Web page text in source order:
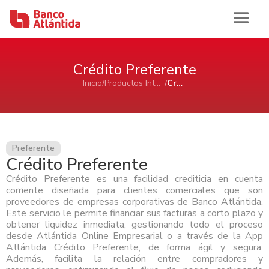
Inicio
Banca de Personas
Ahorro e Inversión
Cuentas de Ahorros Atlántida
Cuenta de Cheques Atlántida
Certificados de Depósitos Atlántida
AFP Atlántida
Ver Ahorro e Inversión
Tarjetas
Tarjetas de Crédito Atlántida
Tarjetas de Débito Atlántida
Préstamos
Préstamo Personal Atlántida
Préstamo de Vivienda Atlántida
Canales de Atención
Banca Comercial Pyme
Ahorro e Inversión
Cuenta de Ahorro Atlántida Pyme
Cuenta de Cheque Atlántida Pyme
Certificado de Depósito Atlántida Pyme
Tarjetas de Crédito
Aliadas Atlántida
Impulso Empresarial Atlántida
Productos Cash Management
Banca Corporativa
Ahorro e Inversión
Cuenta de Ahorro
Cuenta de Cheques
Tarjetas de Crédito
Quiénes Somos
Historia
Reconocimientos
Sala de Prensa
Crédito Preferente
Inicio Productos Internacionales Crédito Preferente
Preferente
Crédito Preferente
Crédito Preferente es una facilidad crediticia en cuenta
corriente diseñada para clientes comerciales que son
proveedores de empresas corporativas de Banco Atlántida.
Este servicio le permite financiar sus facturas a corto plazo y
obtener liquidez inmediata, gestionando todo el proceso
desde Atlántida Online Empresarial o a través de la App
Atlántida Crédito Preferente, de forma ágil y segura.
Además, facilita la relación entre compradores y